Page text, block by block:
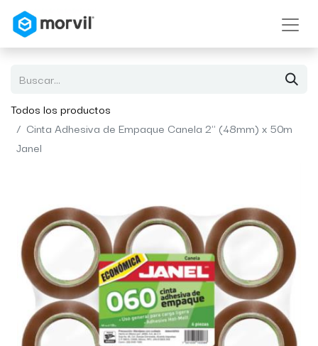
Todos los productos
Cinta Adhesiva de Empaque Canela 2'' (48mm) x 50m
Janel